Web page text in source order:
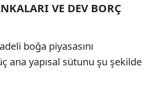
VE DEV BORÇ
boğa piyasasını
ana yapısal sütunu şu şekilde